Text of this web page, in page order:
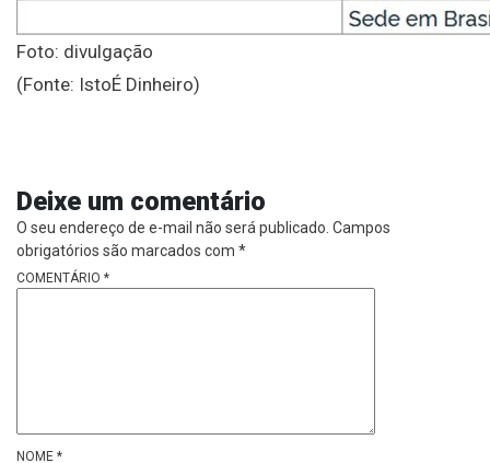
Foto: divulgação
(Fonte: IstoÉ Dinheiro)
Deixe um comentário
O seu endereço de e-mail não será publicado. Campos
obrigatórios são marcados com *
COMENTÁRIO *
NOME *